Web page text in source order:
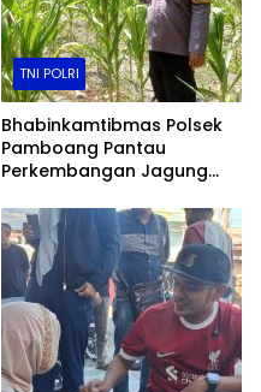
TNI POLRI
Bhabinkamtibmas Polsek
Pamboang Pantau
Perkembangan Jagung
Ketahanan Pangan Warga